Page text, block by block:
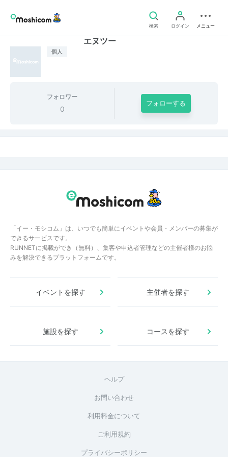
検索 ログイン メニュー
個人
エヌツー
フォロワー
0
フォローする
「イー・モシコム」は、いつでも簡単にイベントや会員・メンバーの募集が
できるサービスです。
RUNNETに掲載ができ（無料）、集客や申込者管理などの主催者様のお悩
みを解決できるプラットフォームです。
イベントを探す 主催者を探す
施設を探す コースを探す
ヘルプ
お問い合わせ
利用料金について
ご利用規約
プライバシーポリシー